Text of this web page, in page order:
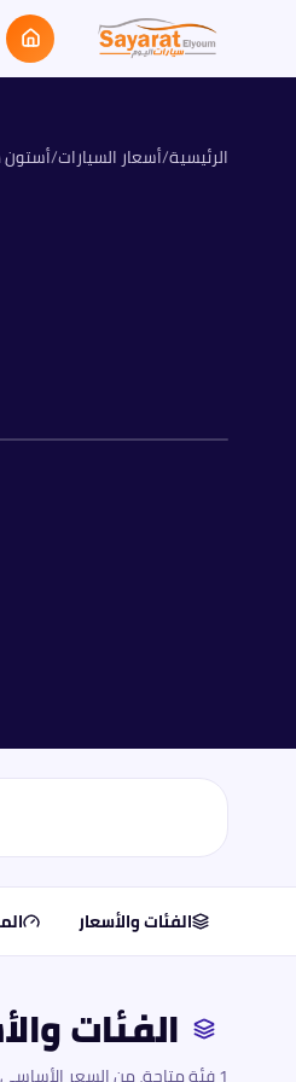
الرئيسية/أسعار السيارات/أستون
الفئات والأسعار
الفئات